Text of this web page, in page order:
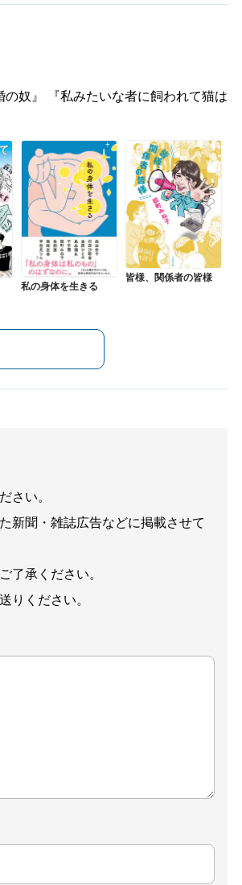
奴』 『私みたいな者に飼われて猫は
私の身体を生きる
皆様、関係者の皆様
さい。
新聞・雑誌広告などに掲載させて
了承ください。
りください。